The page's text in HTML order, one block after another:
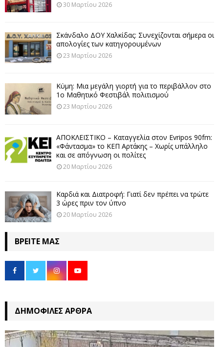
30 Μαρτίου 2026
Σκάνδαλο ΔΟΥ Χαλκίδας: Συνεχίζονται σήμερα οι
απολογίες των κατηγορουμένων
23 Μαρτίου 2026
Κύμη: Μια μεγάλη γιορτή για το περιβάλλον στο
1ο Μαθητικό Φεστιβάλ πολιτισμού
23 Μαρτίου 2026
ΑΠΟΚΛΕΙΣΤΙΚΟ – Καταγγελία στον Evripos 90fm:
«Φάντασμα» το ΚΕΠ Αρτάκης – Χωρίς υπάλληλο
και σε απόγνωση οι πολίτες
20 Μαρτίου 2026
Καρδιά και Διατροφή: Γιατί δεν πρέπει να τρώτε
3 ώρες πριν τον ύπνο
20 Μαρτίου 2026
ΒΡΕΊΤΕ ΜΑΣ
ΔΗΜΟΦΙΛΈΣ ΆΡΘΡΑ